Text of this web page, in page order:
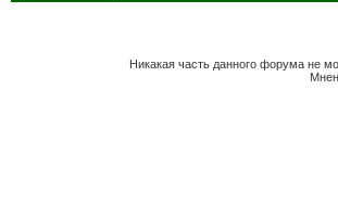
Никакая часть данного форума не